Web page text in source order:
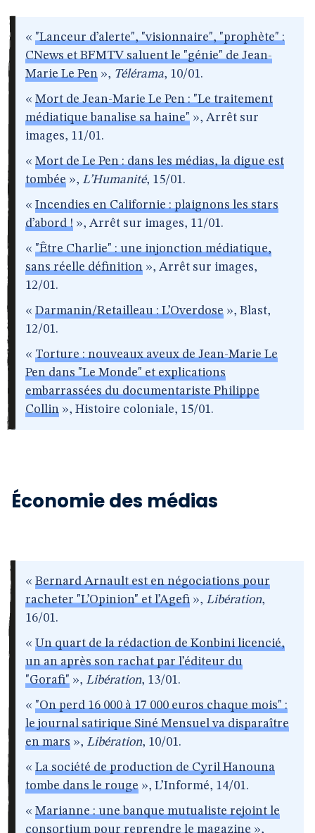
« "Lanceur d’alerte", "visionnaire", "prophète" :
CNews et BFMTV saluent le "génie" de Jean-
Marie Le Pen », Télérama, 10/01.
« Mort de Jean-Marie Le Pen : "Le traitement
médiatique banalise sa haine" », Arrêt sur
images, 11/01.
« Mort de Le Pen : dans les médias, la digue est
tombée », L’Humanité, 15/01.
« Incendies en Californie : plaignons les stars
d’abord ! », Arrêt sur images, 11/01.
« "Être Charlie" : une injonction médiatique,
sans réelle définition », Arrêt sur images,
12/01.
« Darmanin/Retailleau : L’Overdose », Blast,
12/01.
« Torture : nouveaux aveux de Jean-Marie Le
Pen dans "Le Monde" et explications
embarrassées du documentariste Philippe
Collin », Histoire coloniale, 15/01.
Économie des médias
« Bernard Arnault est en négociations pour
racheter "L’Opinion" et l’Agefi », Libération,
16/01.
« Un quart de la rédaction de Konbini licencié,
un an après son rachat par l’éditeur du
"Gorafi" », Libération, 13/01.
« "On perd 16 000 à 17 000 euros chaque mois" :
le journal satirique Siné Mensuel va disparaître
en mars », Libération, 10/01.
« La société de production de Cyril Hanouna
tombe dans le rouge », L’Informé, 14/01.
« Marianne : une banque mutualiste rejoint le
consortium pour reprendre le magazine »,